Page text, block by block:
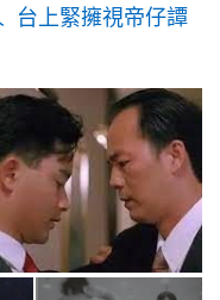
台上緊擁視帝仔譚